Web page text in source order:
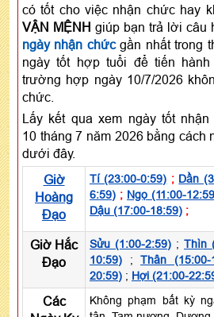
có tốt cho việc nhận chức hay
VẬN MỆNH giúp bạn trả lời câu
ngày nhận chứcgần nhất trong
ngày tốt hợp tuổi để tiến
trường hợp ngày 10/7/2026
chức.
Lấy kết qua xem ngày tốt
10 tháng 7 năm 2026 bằng cách
dưới đây.
Giờ
Hoàng
Đạo
Tí (23:00-0:59) ; Dần
6:59) ; Ngọ (11:00-
Dậu (17:00-18:59) ;
Giờ Hắc
Đạo
Sửu (1:00-2:59) ; Thìn
10:59) ; Thân (15:00-
20:59) ; Hợi (21:00-
Các
Không phạm bất kỳ